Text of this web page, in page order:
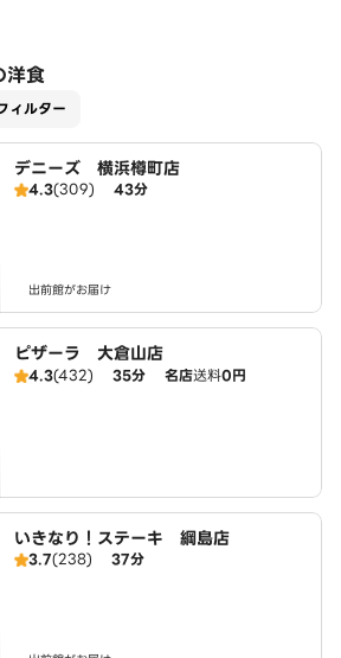
洋食
ィルター
デニーズ 横浜樽町店
4.3(309) 43分
出前館がお届け
ピザーラ 大倉山店
4.3(432) 35分 名店送料0円
いきなり！ステーキ 綱島店
3.7(238) 37分